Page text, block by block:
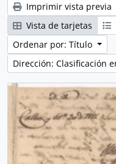
Imprimir vista previa
Vista de tarjetas
Ordenar por: Título
Dirección: Clasificación